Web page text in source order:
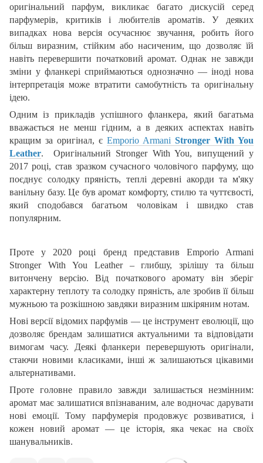
оригінальний парфум, викликає багато дискусій серед
парфумерів, критиків і любителів ароматів. У деяких
випадках нова версія осучаснює звучання, робить його
більш виразним, стійким або насиченим, що дозволяє їй
навіть перевершити початковий аромат. Однак не завжди
зміни у фланкері сприймаються однозначно — іноді нова
інтерпретація може втратити самобутність та оригінальну
ідею.
Одним із прикладів успішного фланкера, який багатьма
вважається не менш гідним, а в деяких аспектах навіть
кращим за оригінал, є Emporio Armani Stronger With You
Leather. Оригінальний Stronger With You, випущений у
2017 році, став зразком сучасного чоловічого парфуму, що
поєднує солодку пряність, теплі деревні акорди та м'яку
ванільну базу. Це був аромат комфорту, стилю та чуттєвості,
який сподобався багатьом чоловікам і швидко став
популярним.
Проте у 2020 році бренд представив Emporio Armani
Stronger With You Leather – глибшу, зрілішу та більш
витончену версію. Від початкового аромату він зберіг
характерну теплоту та солодку пряність, але зробив її більш
мужньою та розкішною завдяки виразним шкіряним нотам.
Нові версії відомих парфумів — це інструмент еволюції, що
дозволяє брендам залишатися актуальними та відповідати
вимогам часу. Деякі фланкери перевершують оригінали,
стаючи новими класиками, інші ж залишаються цікавими
альтернативами.
Проте головне правило завжди залишається незмінним:
аромат має залишатися впізнаваним, але водночас дарувати
нові емоції. Тому парфумерія продовжує розвиватися, і
кожен новий аромат — це історія, яка чекає на своїх
шанувальників.